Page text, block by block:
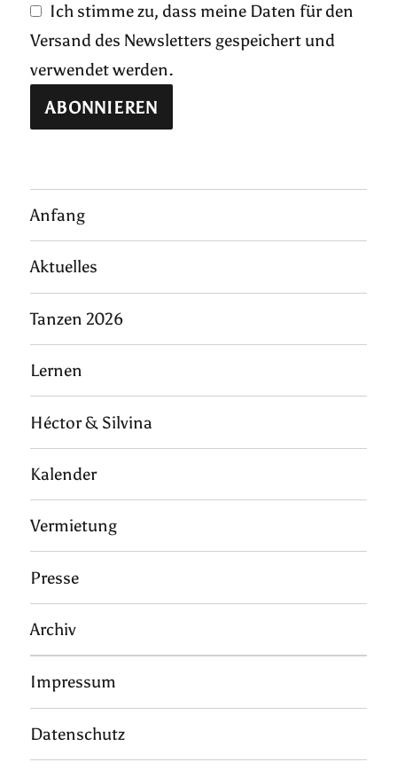
Ich stimme zu, dass meine Daten für den
Versand des Newsletters gespeichert und
verwendet werden.
Anfang
Aktuelles
Tanzen 2026
Lernen
Héctor & Silvina
Kalender
Vermietung
Presse
Archiv
Impressum
Datenschutz